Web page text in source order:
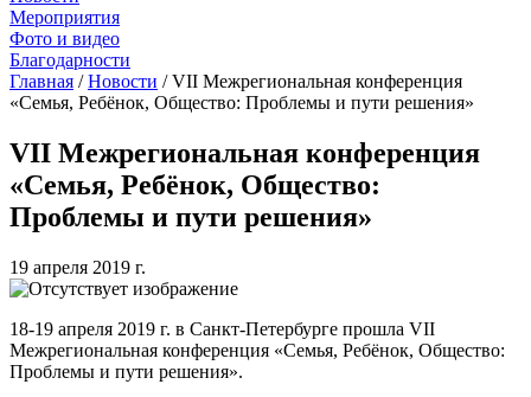
Мероприятия
Фото и видео
Благодарности
Главная /Новости /VII Межрегиональная конференция
«Семья, Ребёнок, Общество: Проблемы и пути решения»
VII Межрегиональная конференция
«Семья, Ребёнок, Общество:
Проблемы и пути решения»
19 апреля 2019 г.
18-19 апреля 2019 г. в Санкт-Петербурге прошла VII
Межрегиональная конференция «Семья, Ребёнок, Общество:
Проблемы и пути решения».